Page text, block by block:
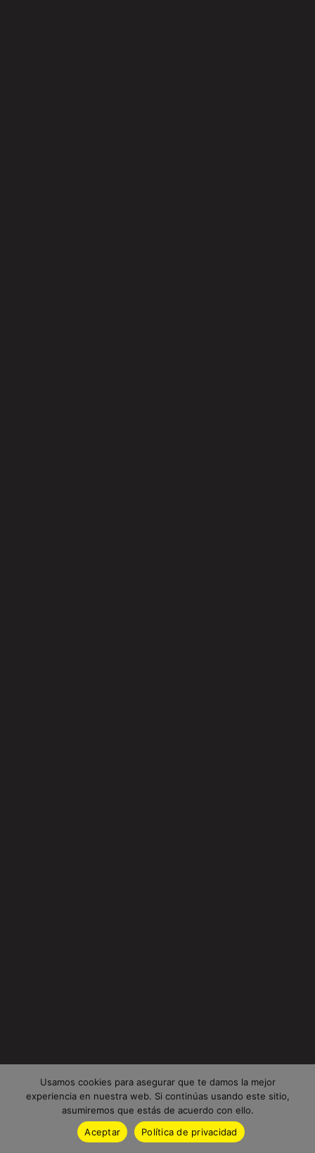
Usamos cookies para asegurar que te damos la mejor
experiencia en nuestra web. Si continúas usando este sitio,
asumiremos que estás de acuerdo con ello.
Aceptar
Política de privacidad